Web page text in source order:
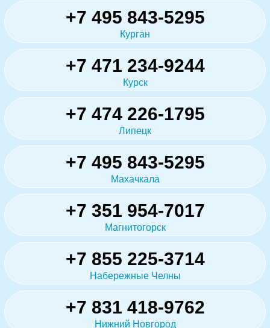
+7 495 843-5295
Курган
+7 471 234-9244
Курск
+7 474 226-1795
Липецк
+7 495 843-5295
Махачкала
+7 351 954-7017
Магнитогорск
+7 855 225-3714
Набережные Челны
+7 831 418-9762
Нижний Новгород